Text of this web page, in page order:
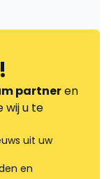
!
partneren
wij u te
uit uw
en